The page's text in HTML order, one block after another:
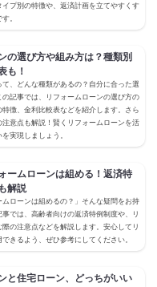
イプ別の特徴や、返済計画を立てやすくす
。
の選び方や組み方は？種類別
も！
て、どんな種類があるの？自分に合った選
記事では、リフォームローンの選び方の
徴、金利比較表などを紹介します。さら
注意点も解説！賢くリフォームローンを活
実現しましょう。
ームローンは組める！返済特
解説
ムローンは組めるの？」そんな疑問をお持
では、高齢者向けの返済特例制度や、リ
の注意点などを解説します。安心してリ
きるよう、ぜひ参考にしてください。
と住宅ローン、どっちがいい